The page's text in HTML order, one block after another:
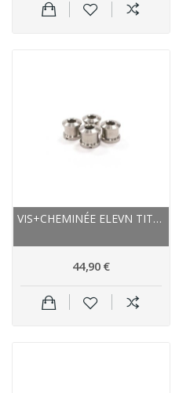
VIS+CHEMINÉE ELEVN TITANE BMX TITANIUM 8
44,90 €